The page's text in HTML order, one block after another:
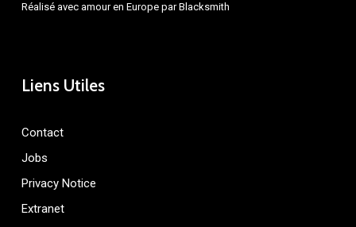
Réalisé avec amour en Europe parBlacksmith
Liens Utiles
Contact
Jobs
Privacy Notice
Extranet